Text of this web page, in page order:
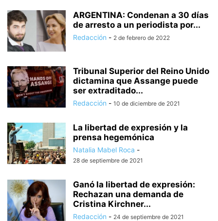
ARGENTINA: Condenan a 30 días
de arresto a un periodista por...
Redacción - 2 de febrero de 2022
Tribunal Superior del Reino Unido
dictamina que Assange puede
ser extraditado...
Redacción - 10 de diciembre de 2021
La libertad de expresión y la
prensa hegemónica
Natalia Mabel Roca -
28 de septiembre de 2021
Ganó la libertad de expresión:
Rechazan una demanda de
Cristina Kirchner...
Redacción - 24 de septiembre de 2021